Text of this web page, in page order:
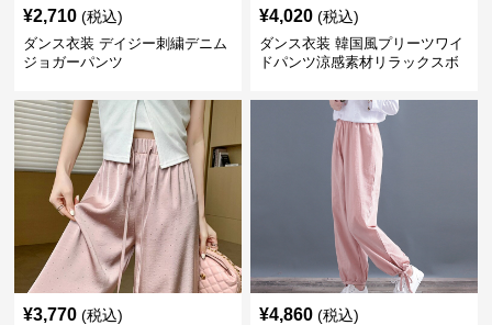
¥2,710 (税込)
ダンス衣装 デイジー刺繍デニム
ジョガーパンツ
¥4,020 (税込)
ダンス衣装 韓国風プリーツワイ
ドパンツ涼感素材リラックスボ
¥3,770 (税込) ¥4,860 (税込)